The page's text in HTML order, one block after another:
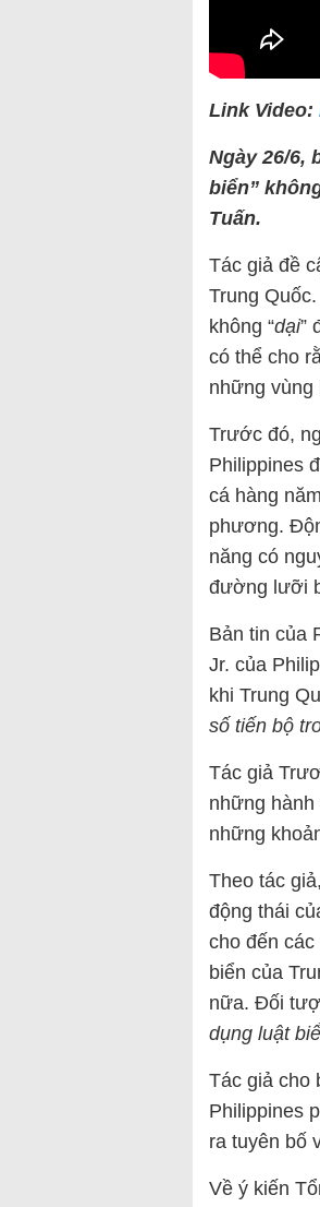
Link Video:
Ngày 26/6,
biển”
Tuấn.
Tác giả đề
Trung
không “dại”
có thể cho
những vùng
Trước đó,
Philippines
cá hàng
phương.
năng có
đường lưỡi
Bản tin của
Jr. của
khi Trung
số tiến bộ
Tác giả
những hành
những
Theo tác
động thái
cho đến
biển của
nữa. Đối
dụng luật
Tác giả cho
Philippines
ra tuyên bố
Về ý kiến